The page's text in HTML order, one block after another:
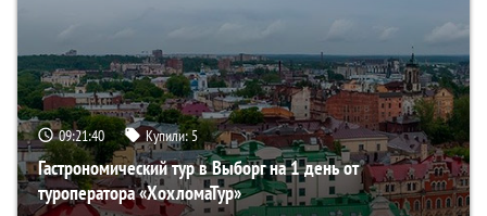
09:21:38 Купили:5
Гастрономический тур в Выборг на 1 день от
туроператора «ХохломаТур»